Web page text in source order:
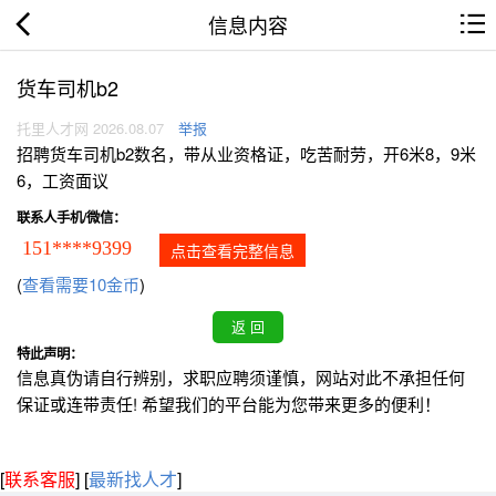
信息内容
货车司机b2
托里人才网 2026.08.07 举报
招聘货车司机b2数名，带从业资格证，吃苦耐劳，开6米8，9米
6，工资面议
联系人手机/微信：
151****9399 点击查看完整信息
(查看需要10金币)
特此声明：
信息真伪请自行辨别，求职应聘须谨慎，网站对此不承担任何
保证或连带责任! 希望我们的平台能为您带来更多的便利！
[联系客服] [最新找人才]